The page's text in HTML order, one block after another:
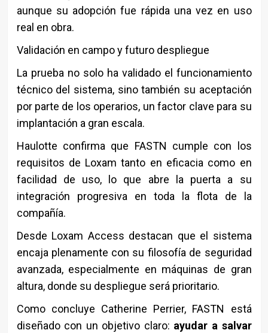
aunque su adopción fue rápida una vez en uso
real en obra.
Validación en campo y futuro despliegue
La prueba no solo ha validado el funcionamiento
técnico del sistema, sino también su aceptación
por parte de los operarios, un factor clave para su
implantación a gran escala.
Haulotte confirma que FASTN cumple con los
requisitos de Loxam tanto en eficacia como en
facilidad de uso, lo que abre la puerta a su
integración progresiva en toda la flota de la
compañía.
Desde Loxam Access destacan que el sistema
encaja plenamente con su filosofía de seguridad
avanzada, especialmente en máquinas de gran
altura, donde su despliegue será prioritario.
Como concluye Catherine Perrier, FASTN está
diseñado con un objetivo claro: ayudar a salvar